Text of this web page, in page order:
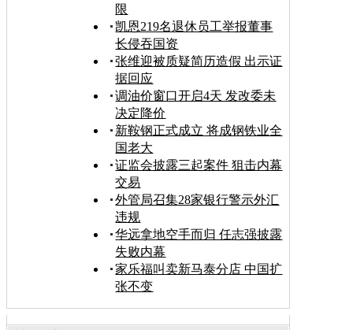
限
凯恩219名退休员工举报董事
长侵吞国资
张维迎被质疑简历造假 出示证
据回应
调油价窗口开启4天 发改委未
决定降价
新鞍钢正式成立 将成钢铁业全
国老大
证监会披露三起案件 狙击内幕
交易
外管局召集28家银行警示外汇
违规
华远拿地空手而归 任志强披露
失败内幕
家乐福叫卖新马泰分店 中国扩
张不变